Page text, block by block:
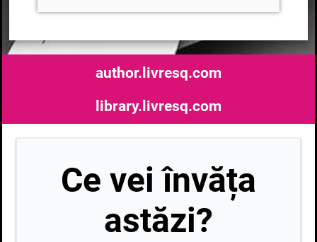
author.livresq.com
library.livresq.com
Ce vei învăța
astăzi?